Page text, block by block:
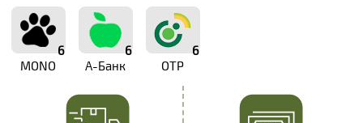
6
MONO
6
А-Банк
6
OTP